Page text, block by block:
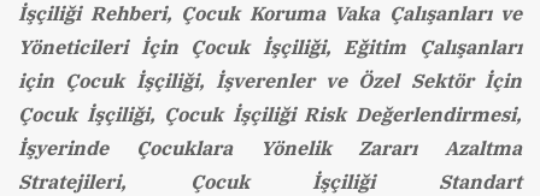
İşçiliği Rehberi, Çocuk Koruma Vaka Çalışanları ve
Yöneticileri İçin Çocuk İşçiliği, Eğitim Çalışanları
için Çocuk İşçiliği, İşverenler ve Özel Sektör İçin
Çocuk İşçiliği, Çocuk İşçiliği Risk Değerlendirmesi,
İşyerinde Çocuklara Yönelik Zararı Azaltma
Stratejileri, Çocuk İşçiliği Standart